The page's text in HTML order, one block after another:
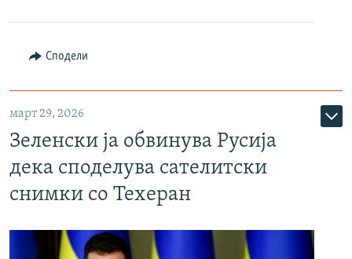
Сподели
март 29, 2026
Зеленски ја обвинува Русија
дека споделува сателитски
снимки со Техеран